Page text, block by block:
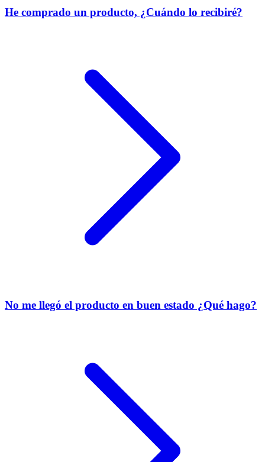
He comprado un producto, ¿Cuándo lo recibiré?
No me llegó el producto en buen estado ¿Qué hago?